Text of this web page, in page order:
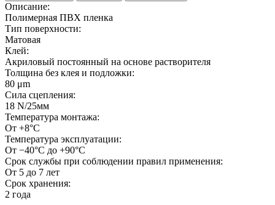
Описание:
Полимерная ПВХ пленка
Тип поверхности:
Матовая
Клей:
Акриловый постоянный на основе растворителя
Толщина без клея и подложки:
80 μm
Сила сцепления:
18 N/25мм
Температура монтажа:
От +8°С
Температура эксплуатации:
От −40°С до +90°С
Срок службы при соблюдении правил применения:
От 5 до 7 лет
Срок хранения:
2 года